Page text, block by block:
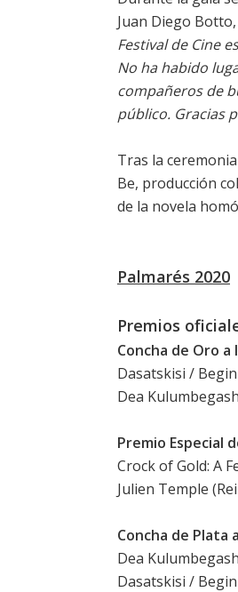
Juan Diego
Festival de Cine
No ha habido
compañeros de
público. Gracias
Tras la
Be, producción
de la novela
Palmarés 2020
Premios
Concha de Oro
Dasatskisi /
Dea
Premio Especial
Crock of Gold: A
Julien Temple
Concha de Plata
Dea
Dasatskisi /